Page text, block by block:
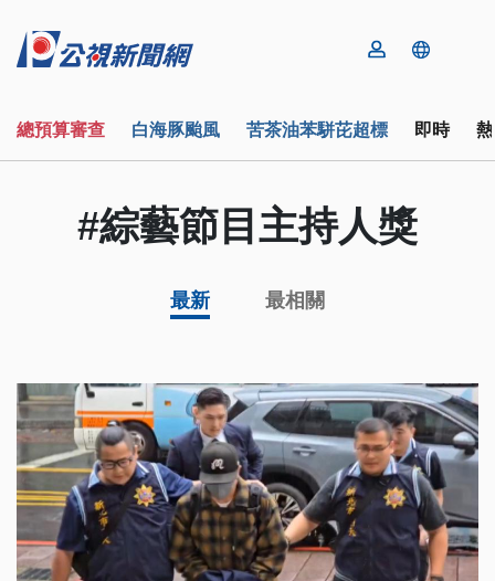
總預算審查 白海豚颱風 苦茶油苯駢芘超標 即時
#綜藝節目主持人獎
最新 最相關